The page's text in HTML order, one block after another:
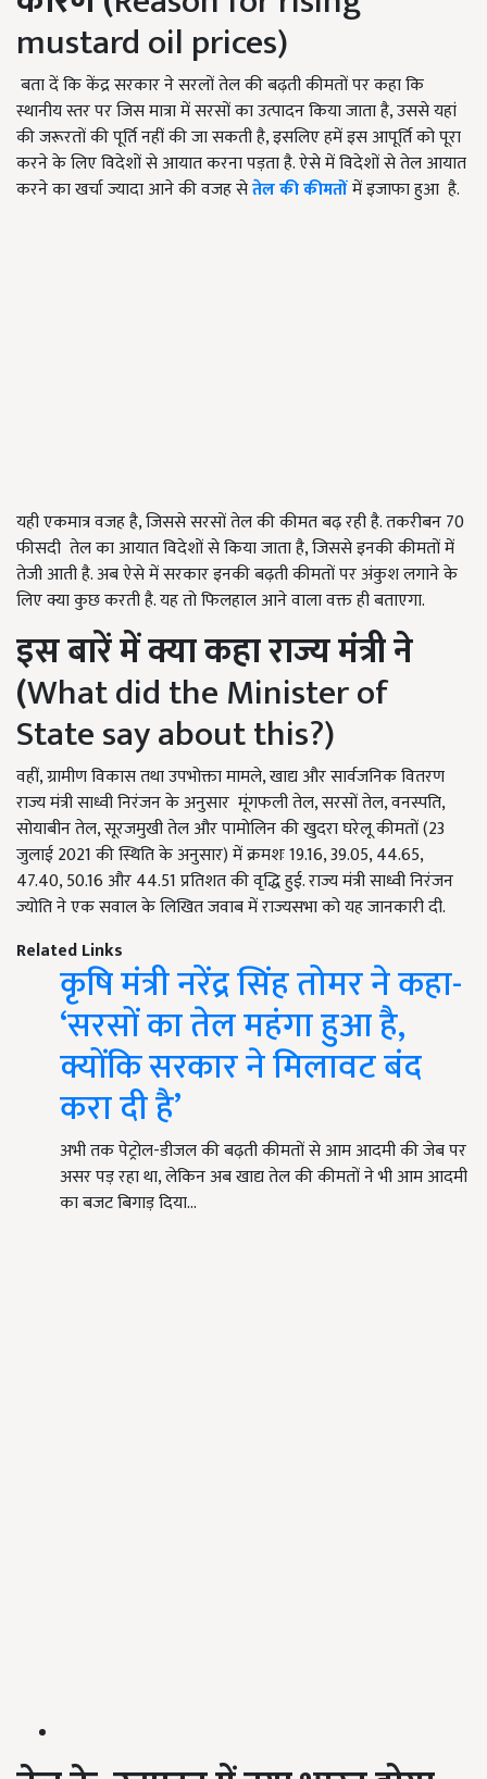
mustard oil prices)
बता दें कि केंद्र सरकार ने सरलों तेल की बढ़ती कीमतों पर कहा कि
स्थानीय स्तर पर जिस मात्रा में सरसों का उत्पादन किया जाता है, उससे यहां
की जरूरतों की पूर्ति नहीं की जा सकती है, इसलिए हमें इस आपूर्ति को पूरा
करने के लिए विदेशों से आयात करना पड़ता है. ऐसे में विदेशों से तेल आयात
करने का खर्चा ज्यादा आने की वजह सेतेल की कीमतोंमें इजाफा हुआ है.
यही एकमात्र वजह है, जिससे सरसों तेल की कीमत बढ़ रही है. तकरीबन 70
फीसदी तेल का आयात विदेशों से किया जाता है, जिससे इनकी कीमतों में
तेजी आती है. अब ऐसे में सरकार इनकी बढ़ती कीमतों पर अंकुश लगाने के
लिए क्या कुछ करती है. यह तो फिलहाल आने वाला वक्त ही बताएगा.
इस बारें में क्या कहा राज्य मंत्री ने
(What did the Minister of
State say about this?)
वहीं, ग्रामीण विकास तथा उपभोक्ता मामले, खाद्य और सार्वजनिक वितरण
राज्य मंत्री साध्वी निरंजन के अनुसार मूंगफली तेल, सरसों तेल, वनस्पति,
सोयाबीन तेल, सूरजमुखी तेल और पामोलिन की खुदरा घरेलू कीमतों (23
जुलाई 2021 की स्थिति के अनुसार) में क्रमशः 19.16, 39.05, 44.65,
47.40, 50.16 और 44.51 प्रतिशत की वृद्धि हुई. राज्य मंत्री साध्वी निरंजन
ज्योति ने एक सवाल के लिखित जवाब में राज्यसभा को यह जानकारी दी.
Related Links
कृषि मंत्री नरेंद्र सिंह तोमर ने कहा-
‘सरसों का तेल महंगा हुआ है,
क्योंकि सरकार ने मिलावट बंद
करा दी है’
अभी तक पेट्रोल-डीजल की बढ़ती कीमतों से आम आदमी की जेब पर
असर पड़ रहा था, लेकिन अब खाद्य तेल की कीमतों ने भी आम आदमी
का बजट बिगाड़ दिया…